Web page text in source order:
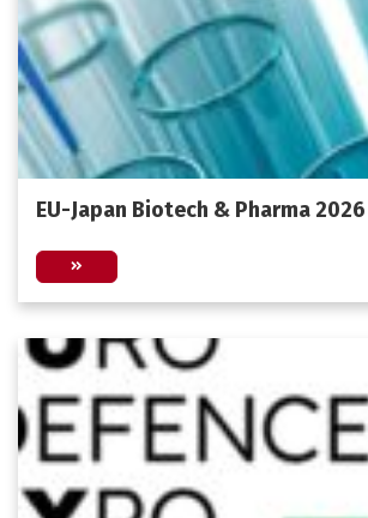
EU-Japan Biotech & Pharma 2026